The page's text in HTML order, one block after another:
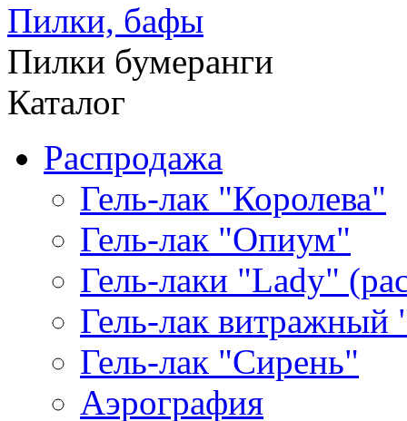
Пилки, бафы
Пилки бумеранги
Каталог
Распродажа
Гель-лак "Королева"
Гель-лак "Опиум"
Гель-лаки "Lady"
Гель-лак витражный
Гель-лак "Сирень"
Аэрография